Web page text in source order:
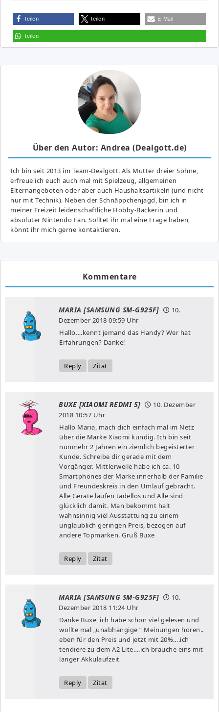
teilen teilen E-Mail
teilen
Über den Autor: Andrea (Dealgott.de)
Ich bin seit 2013 im Team-Dealgott. Als Mutter dreier Söhne,
erfreue ich euch auch mal mit Spielzeug, allgemeinen
Elternangeboten oder aber auch Haushaltsartikeln (und nicht
nur mit Technik). Neben der Schnäppchenjagd, bin ich in
meiner Freizeit leidenschaftliche Hobby-Bäckerin und
absoluter Nintendo Fan. Solltet ihr mal eine Frage haben,
könnt ihr mich gerne kontaktieren.
Kommentare
MARIA [SAMSUNG SM-G925F]
10.
Dezember 2018 09:59 Uhr
Hallo….kennt jemand das Handy? Wer hat
Erfahrungen? Danke!
Reply Zitat
BUXE [XIAOMI REDMI 5]
10. Dezember
2018 10:57 Uhr
Hallo Maria, mach dich einfach mal im Netz
über die Marke Xiaomi kundig. Ich bin seit
nunmehr 2 Jahren ein ziemlich begeisterter
Kunde. Schreibe dir gerade mit dem
Vorgänger. Mittlerweile habe ich ca. 10
Smartphones der Marke innerhalb der Familie
und Freundeskreis in den Umlauf gebracht.
Alle Geräte laufen tadellos und Alle sind
glücklich damit. Man bekommt halt
wahnsinnig viel Ausstattung zu einem
unglaublich geringen Preis, bezogen auf
andere Topmarken. Gruß Buxe
Reply Zitat
MARIA [SAMSUNG SM-G925F]
10.
Dezember 2018 11:24 Uhr
Danke Buxe, ich habe schon viel gelesen und
wollte mal „unabhängige “ Meinungen hören..
eben für den Preis und jetzt mit 20%….ich
tendiere zu dem A2 Lite….ich brauche eins mit
langer Akkulaufzeit
Reply Zitat